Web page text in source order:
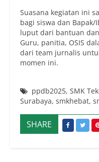
Suasana kegiatan ini
bagi siswa dan
luput dari bantuan
Guru, panitia, OSIS
dari team jurnalis
momen ini.
ppdb2025, SMK
Surabaya, smkhebat,
SHARE